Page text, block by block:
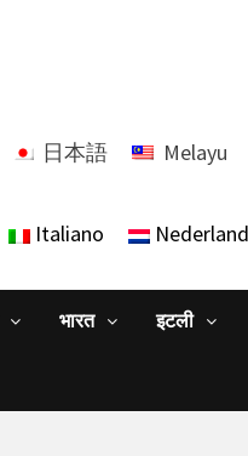
日本語 Melayu
Italiano
भारत इटली